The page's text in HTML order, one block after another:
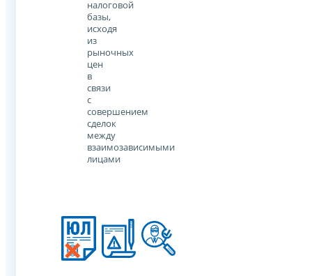
налоговой
базы,
исходя
из
рыночных
цен
в
связи
с
совершением
сделок
между
взаимозависимыми
лицами